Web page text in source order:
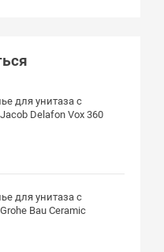
для унитаза с
Delafon Vox 360
для унитаза с
Bau Ceramic